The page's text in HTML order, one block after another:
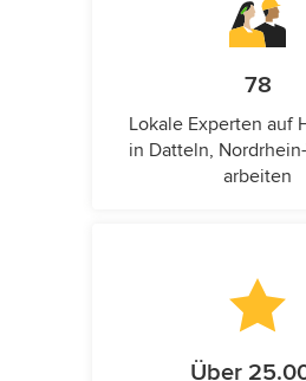
78
Lokale Experten auf
in Datteln,
arbeiten
Über